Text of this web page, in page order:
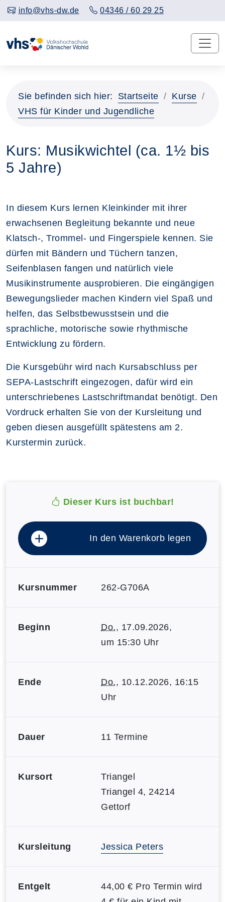
info@vhs-dw.de 04346 / 60 29 25
Sie befinden sich hier: Startseite
Kurse
VHS für Kinder und Jugendliche
Kurs: Musikwichtel (ca. 1½ bis
5 Jahre)
In diesem Kurs lernen Kleinkinder mit ihrer
erwachsenen Begleitung bekannte und neue
Klatsch-, Trommel- und Fingerspiele kennen. Sie
dürfen mit Bändern und Tüchern tanzen,
Seifenblasen fangen und natürlich viele
Musikinstrumente ausprobieren. Die eingängigen
Bewegungslieder machen Kindern viel Spaß und
helfen, das Selbstbewusstsein und die
sprachliche, motorische sowie rhythmische
Entwicklung zu fördern.
Die Kursgebühr wird nach Kursabschluss per
SEPA-Lastschrift eingezogen, dafür wird ein
unterschriebenes Lastschriftmandat benötigt. Den
Vordruck erhalten Sie von der Kursleitung und
geben diesen ausgefüllt spätestens am 2.
Kurstermin zurück.
Dieser Kurs ist buchbar!
In den Warenkorb legen
Kursnummer 262-G706A
Beginn Do., 17.09.2026,
um 15:30 Uhr
Ende Do., 10.12.2026, 16:15
Uhr
Dauer 11 Termine
Kursort
Triangel
Triangel 4, 24214
Gettorf
Kursleitung Jessica Peters
Entgelt
44,00 € Pro Termin wird